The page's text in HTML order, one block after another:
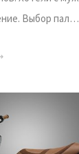
Выбор пал…